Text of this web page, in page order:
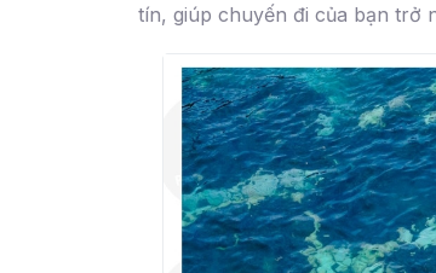
tín, giúp chuyến đi của bạn trở